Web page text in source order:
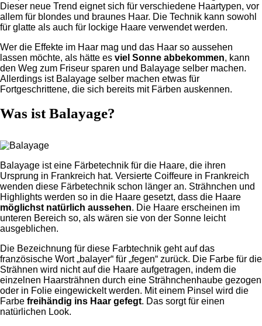
Dieser neue Trend eignet sich für verschiedene Haartypen, vor
allem für blondes und braunes Haar. Die Technik kann sowohl
für glatte als auch für lockige Haare verwendet werden.
Wer die Effekte im Haar mag und das Haar so aussehen
lassen möchte, als hätte es viel Sonne abbekommen, kann
den Weg zum Friseur sparen und Balayage selber machen.
Allerdings ist Balayage selber machen etwas für
Fortgeschrittene, die sich bereits mit Färben auskennen.
Was ist Balayage?
Balayage ist eine Färbetechnik für die Haare, die ihren
Ursprung in Frankreich hat. Versierte Coiffeure in Frankreich
wenden diese Färbetechnik schon länger an. Strähnchen und
Highlights werden so in die Haare gesetzt, dass die Haare
möglichst natürlich aussehen. Die Haare erscheinen im
unteren Bereich so, als wären sie von der Sonne leicht
ausgeblichen.
Die Bezeichnung für diese Farbtechnik geht auf das
französische Wort „balayer“ für „fegen“ zurück. Die Farbe für die
Strähnen wird nicht auf die Haare aufgetragen, indem die
einzelnen Haarsträhnen durch eine Strähnchenhaube gezogen
oder in Folie eingewickelt werden. Mit einem Pinsel wird die
Farbe freihändig ins Haar gefegt. Das sorgt für einen
natürlichen Look.